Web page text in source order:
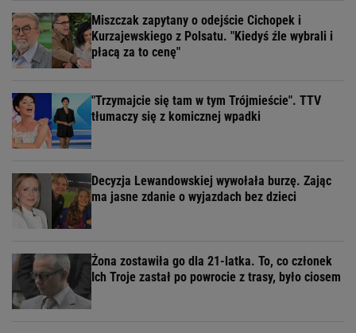
Miszczak zapytany o odejście Cichopek i
Kurzajewskiego z Polsatu. "Kiedyś źle wybrali i
płacą za to cenę"
"Trzymajcie się tam w tym Trójmieście". TTV
tłumaczy się z komicznej wpadki
Decyzja Lewandowskiej wywołała burzę. Zając
ma jasne zdanie o wyjazdach bez dzieci
Żona zostawiła go dla 21-latka. To, co członek
Ich Troje zastał po powrocie z trasy, było ciosem